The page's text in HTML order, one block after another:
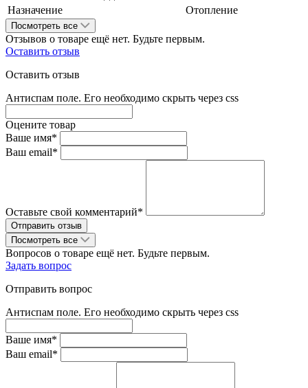
Назначение
Отопление
Посмотреть все
Отзывов о товаре ещё нет. Будьте первым.
Оставить отзыв
Оставить отзыв
Антиспам поле. Его необходимо скрыть через css
Оцените товар
Ваше имя*
Ваш email*
Оставьте свой комментарий*
Посмотреть все
Вопросов о товаре ещё нет. Будьте первым.
Задать вопрос
Отправить вопрос
Антиспам поле. Его необходимо скрыть через css
Ваше имя*
Ваш email*